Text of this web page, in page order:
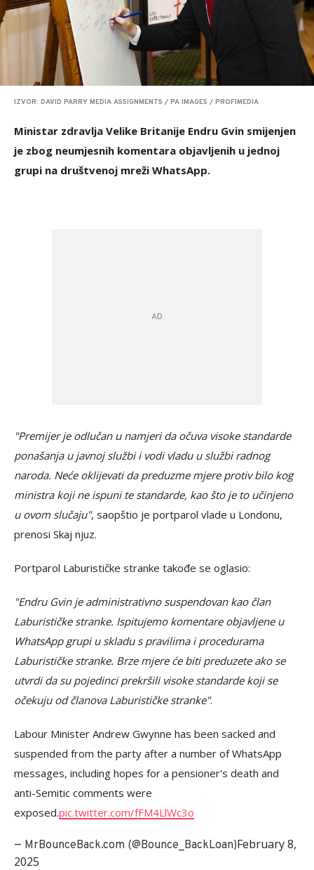
IZVOR: DAVID PARRY MEDIA ASSIGNMENTS / PA IMAGES / PROFIMEDIA
Ministar zdravlja Velike Britanije Endru Gvin smijenjen
je zbog neumjesnih komentara objavljenih u jednoj
grupi na društvenoj mreži WhatsApp.
"Premijer je odlučan u namjeri da očuva visoke standarde
ponašanja u javnoj službi i vodi vladu u službi radnog
naroda. Neće oklijevati da preduzme mjere protiv bilo kog
ministra koji ne ispuni te standarde, kao što je to učinjeno
u ovom slučaju", saopštio je portparol vlade u Londonu,
prenosi Skaj njuz.
Portparol Laburističke stranke takođe se oglasio:
"Endru Gvin je administrativno suspendovan kao član
Laburističke stranke. Ispitujemo komentare objavljene u
WhatsApp grupi u skladu s pravilima i procedurama
Laburističke stranke. Brze mjere će biti preduzete ako se
utvrdi da su pojedinci prekršili visoke standarde koji se
očekuju od članova Laburističke stranke".
Labour Minister Andrew Gwynne has been sacked and
suspended from the party after a number of WhatsApp
messages, including hopes for a pensioner's death and
anti-Semitic comments were
exposed.pic.twitter.com/fFM4LlWc3o
— MrBounceBack.com (@Bounce_BackLoan)February 8,
2025